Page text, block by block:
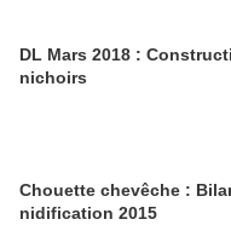
DL Mars 2018 :
nichoirs
Chouette chevêche :
nidification 2015